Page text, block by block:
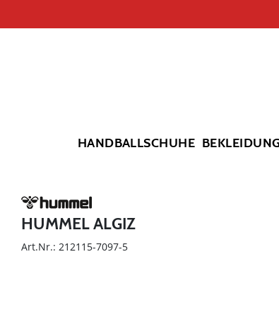
HANDBALLSCHUHE
HUMMEL ALGIZ
Art.Nr.: 212115-7097-5